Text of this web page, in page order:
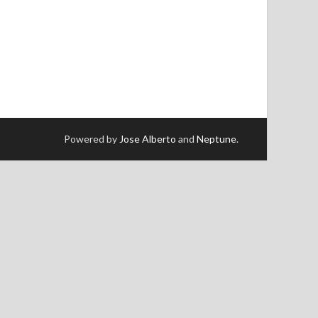
Powered by Jose Alberto and Neptune.